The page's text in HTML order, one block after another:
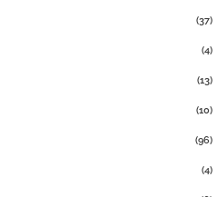
(37)
(4)
(13)
(10)
(96)
(4)